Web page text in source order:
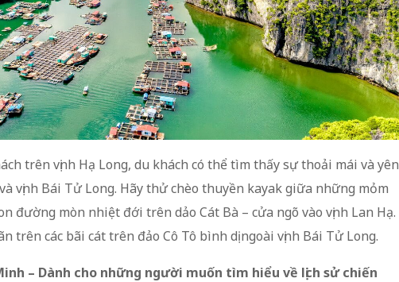
trên vịnh Hạ Long, du khách có thể tìm thấy sự thoải mái và yên
vịnh Bái Tử Long. Hãy thử chèo thuyền kayak giữa những mỏm
đường mòn nhiệt đới trên dảo Cát Bà – cửa ngõ vào vịnh Lan Hạ.
trên các bãi cát trên đảo Cô Tô bình dị ngoài vịnh Bái Tử Long.
– Dành cho những người muốn tìm hiểu về lịch sử chiến